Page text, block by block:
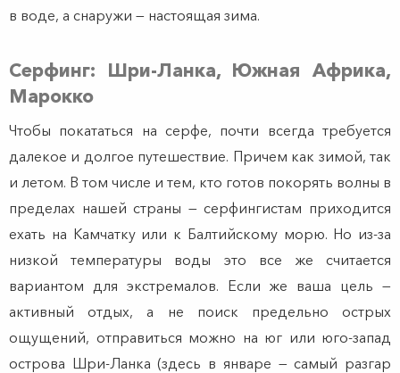
в воде, а снаружи — настоящая зима.
Серфинг: Шри-Ланка, Южная Африка,
Марокко
Чтобы покататься на серфе, почти всегда требуется
далекое и долгое путешествие. Причем как зимой, так
и летом. В том числе и тем, кто готов покорять волны в
пределах нашей страны — серфингистам приходится
ехать на Камчатку или к Балтийскому морю. Но из-за
низкой температуры воды это все же считается
вариантом для экстремалов. Если же ваша цель —
активный отдых, а не поиск предельно острых
ощущений, отправиться можно на юг или юго-запад
острова Шри-Ланка (здесь в январе — самый разгар